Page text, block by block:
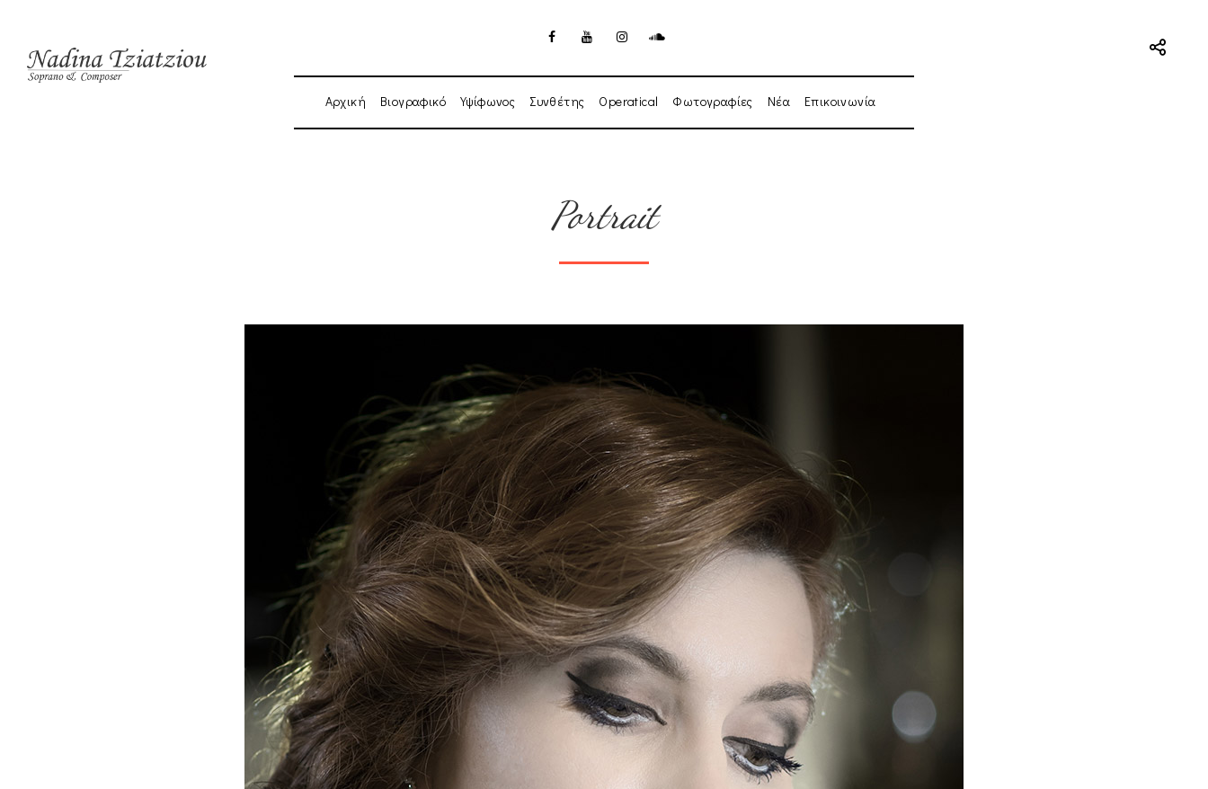
Αρχική Βιογραφικό Υψίφωνος Συνθέτης Operatical Φωτογραφίες Νέα Επικοινωνία
Portrait